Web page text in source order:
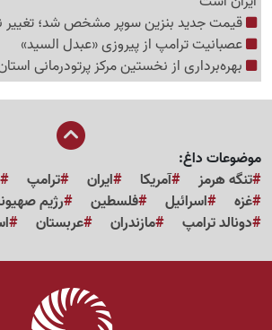
قیمت جدید بنزین سوپر مشخص شد؛ تغییر
عصبانیت ترامپ از پیروزی «عبدل السید»
بهره‌برداری از نخستین مرکز پرتودرمانی
موضوعات داغ:
تنگه هرمز
آمریکا ایران ترامپ
غزه
اسرائیل فلسطین
رژیم
دونالد ترامپ
مازندران عربستان